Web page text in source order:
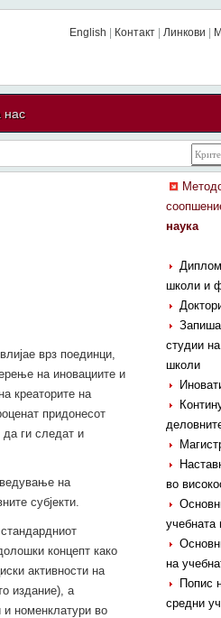
English Контакт |Линкови
нас
врз поединци,
на иновациите и
креаторите на
придонесот
да ги следат и
на
субјекти.
концепт како
активности на
издание), а
номенклатури во
наука
школи и
студии
школи
во
учебната
на
Попис
средни